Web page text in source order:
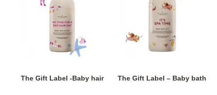
The Gift Label -Baby hair The Gift Label – Baby bath